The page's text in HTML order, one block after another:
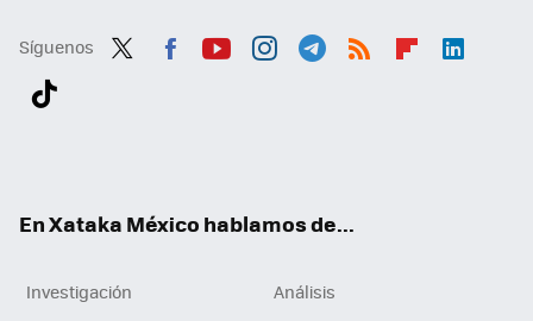
Síguenos
En Xataka México hablamos de...
Investigación
Análisis